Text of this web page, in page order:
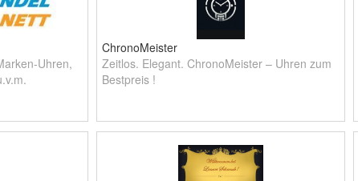
Uhren,
ChronoMeister
Zeitlos. Elegant. ChronoMeister – Uhren zum
Bestpreis !